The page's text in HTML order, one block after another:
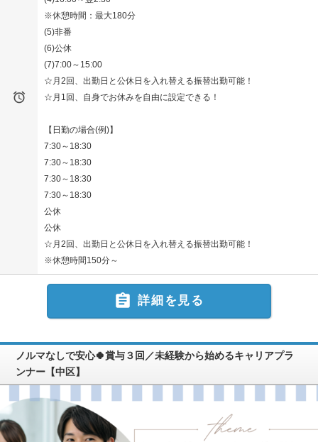

※休憩時間：最大180分
(5)非番
(6)公休
(7)7:00～15:00
☆月2回、出勤日と公休日を入れ替える振替出勤可能！
☆月1回、自身でお休みを自由に設定できる！
【日勤の場合(例)】
7:30～18:30
7:30～18:30
7:30～18:30
7:30～18:30
公休
公休
☆月2回、出勤日と公休日を入れ替える振替出勤可能！
※休憩時間150分～
 詳細を見る
ノルマなしで安心🍀賞与３回／未経験から始めるキャリアプラ
ンナー【中区】